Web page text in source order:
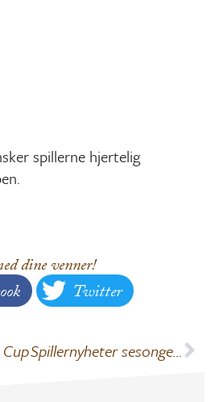
spillerne hjertelig
dine venner!
Twitter
Spillernyheter sesongen 2012/2013